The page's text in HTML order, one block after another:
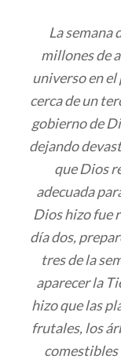
La semana
millones de
universo en el
cerca de un
gobierno de
dejando
que Dios
adecuada
Dios hizo fue
día dos,
tres de la
aparecer la
hizo que las
frutales, los
comestibles